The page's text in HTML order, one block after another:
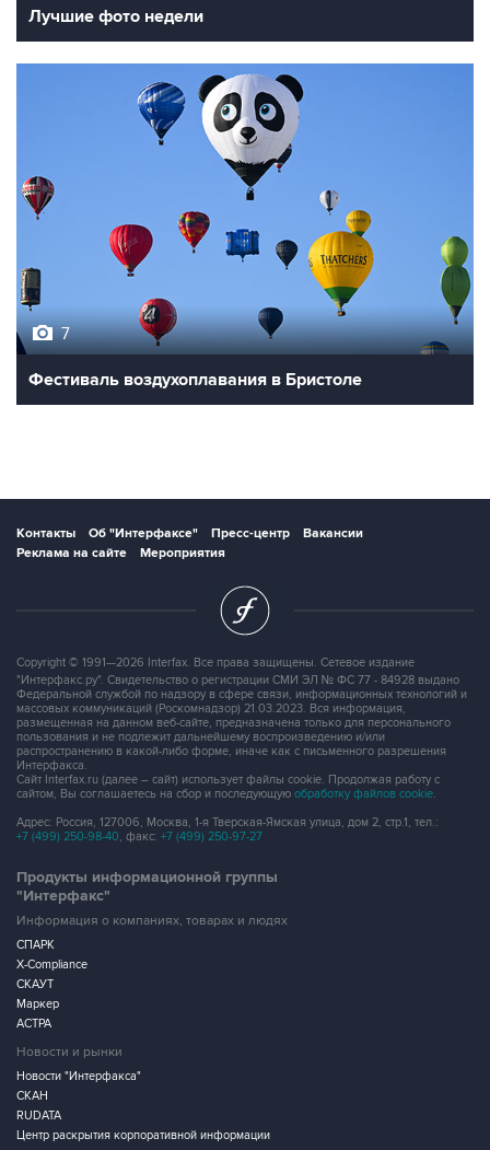
Лучшие фото недели
7
Фестиваль воздухоплавания в Бристоле
Контакты Об "Интерфаксе" Пресс-центр
Вакансии
Реклама на сайте
Мероприятия
Copyright © 1991—2026 Interfax. Все права защищены. Сетевое издание
"Интерфакс.ру". Свидетельство о регистрации СМИ ЭЛ № ФС 77 - 84928 выдано
Федеральной службой по надзору в сфере связи, информационных технологий и
массовых коммуникаций (Роскомнадзор) 21.03.2023. Вся информация,
размещенная на данном веб-сайте, предназначена только для персонального
пользования и не подлежит дальнейшему воспроизведению и/или
распространению в какой-либо форме, иначе как с письменного разрешения
Интерфакса.
Сайт Interfax.ru (далее – сайт) использует файлы cookie. Продолжая работу с
сайтом, Вы соглашаетесь на сбор и последующую обработку файлов cookie.
Адрес: Россия, 127006, Москва, 1-я Тверская-Ямская улица, дом 2, стр.1, тел.:
+7 (499) 250-98-40, факс: +7 (499) 250-97-27
Продукты информационной группы
"Интерфакс"
Информация о компаниях, товарах и людях
СПАРК
X-Compliance
СКАУТ
Маркер
АСТРА
Новости и рынки
Новости "Интерфакса"
СКАН
RUDATA
Центр раскрытия корпоративной информации